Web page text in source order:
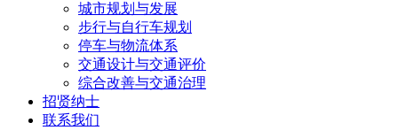
城市规划与发展
步行与自行车规划
停车与物流体系
交通设计与交通评价
综合改善与交通治理
招贤纳士
联系我们